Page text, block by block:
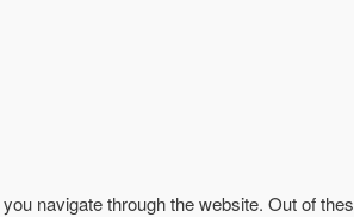
navigate through the website. Out of